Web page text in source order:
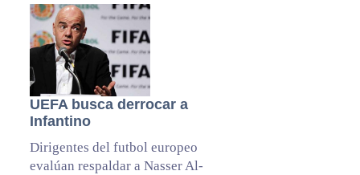
UEFA busca derrocar a
Infantino
Dirigentes del futbol europeo
evalúan respaldar a Nasser Al-